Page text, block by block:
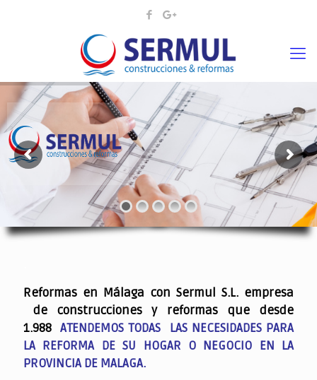
¡¡DAMOS VIDA A SUS
Reformas en Málaga con Sermul S.L. empresa
de construcciones y reformas que desde
1.988ATENDEMOS TODAS LAS NECESIDADES PARA
LA REFORMA DE SU HOGAR O NEGOCIO EN LA
PROVINCIA DE MALAGA.